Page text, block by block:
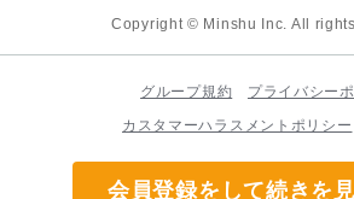
会員登録をして続きを
Copyright © Minshu Inc. All
グループ規約
プライバシー
カスタマーハラスメントポリシー